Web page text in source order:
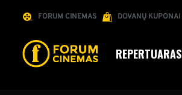
FORUM CINEMAS DOVANŲ KUPONAI
REPERTUARAS